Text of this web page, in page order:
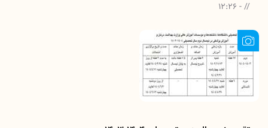
// - 12:26